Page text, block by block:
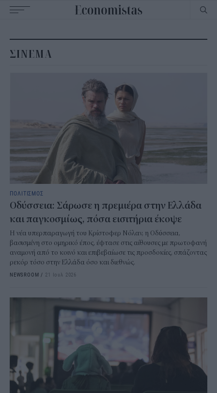
navigation
ΣΙΝΕΜΑ
ΠΟΛΙΤΙΣΜΟΣ
Οδύσσεια: Σάρωσε η πρεμιέρα στην Ελλάδα
και παγκοσμίως, πόσα εισιτήρια έκοψε
Η νέα υπερπαραγωγή του Κρίστοφερ Νόλαν, η Οδύσσεια,
βασισμένη στο ομηρικό έπος, έφτασε στις αίθουσες με πρωτοφανή
αναμονή από το κοινό και επιβεβαίωσε τις προσδοκίες, σπάζοντας
ρεκόρ τόσο στην Ελλάδα όσο και διεθνώς.
NEWSROOM / 21 Ιουλ 2026